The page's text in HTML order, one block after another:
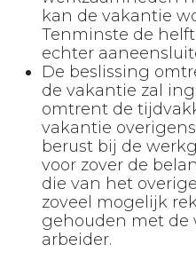
kan de vakantie
Tenminste de
echter
De beslissing
de vakantie zal
omtrent de
vakantie
berust bij de
voor zover de
die van het
zoveel mogelijk
gehouden met de
arbeider.